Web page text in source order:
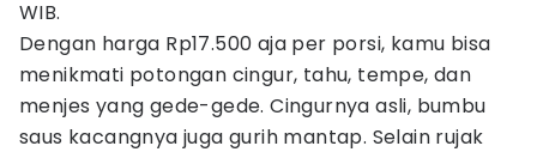
WIB.
Dengan harga Rp17.500 aja per porsi, kamu bisa
menikmati potongan cingur, tahu, tempe, dan
menjes yang gede-gede. Cingurnya asli, bumbu
saus kacangnya juga gurih mantap. Selain rujak